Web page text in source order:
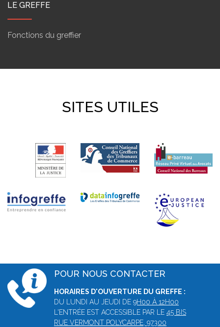
LE GREFFE
Fonctions du greffier
SITES UTILES
POUR NOUS CONTACTER
HORAIRES D'OUVERTURE DU GREFFE :
DU LUNDI AU JEUDI DE 9H00 À 12H00
L'ENTRÉE EST ACCESSIBLE PAR LE 45 BIS
RUE VERMONT POLYCARPE, 97300